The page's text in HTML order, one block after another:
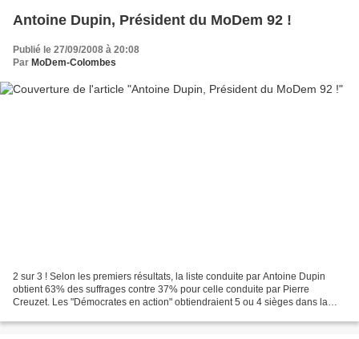
Antoine Dupin, Président du MoDem 92 !
Publié le 27/09/2008 à 20:08
Par MoDem-Colombes
2 sur 3 ! Selon les premiers résultats, la liste conduite par Antoine Dupin
obtient 63% des suffrages contre 37% pour celle conduite par Pierre
Creuzet. Les "Démocrates en action" obtiendraient 5 ou 4 sièges dans la